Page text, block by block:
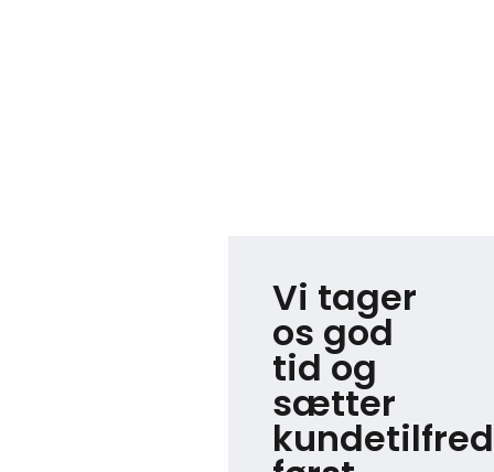
Vi tager
os god
tid og
sætter